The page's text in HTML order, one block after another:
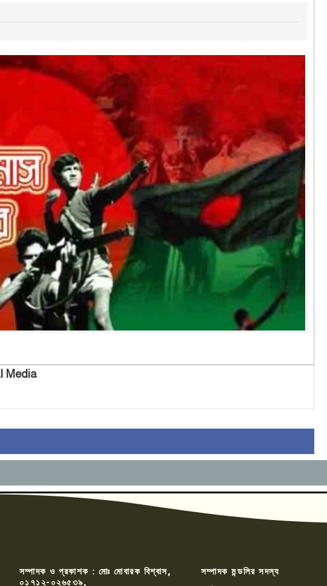
Media
সম্পাদক ও প্রকাশক : মোঃ মোবারক বিশ্বাস,
০১৭১২-০২৬৫৩৯,
সম্পাদক মন্ডলির সদস্য